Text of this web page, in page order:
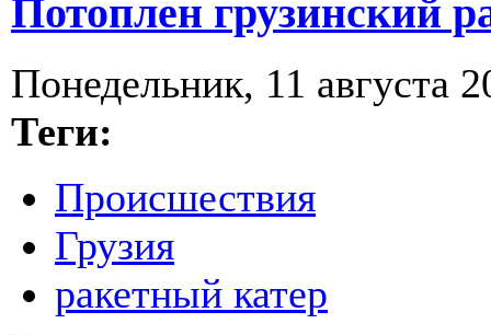
Потоплен грузинский
Понедельник, 11 августа
Теги:
Происшествия
Грузия
ракетный катер